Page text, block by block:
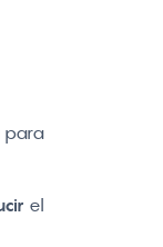
para
el